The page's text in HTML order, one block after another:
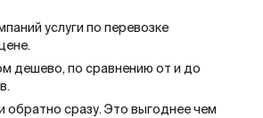
услуги по перевозке
дешево, по сравнению от и до
обратно сразу. Это выгоднее чем